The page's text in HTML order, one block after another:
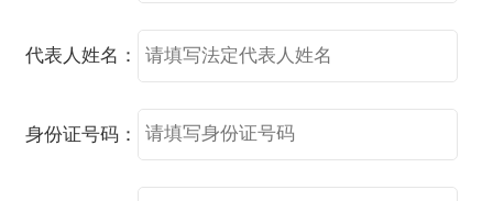
代表人姓名：
身份证号码：